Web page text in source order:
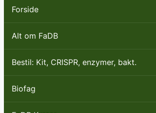
Forside
Alt om FaDB
Bestil: Kit, CRISPR, enzymer, bakt.
Biofag